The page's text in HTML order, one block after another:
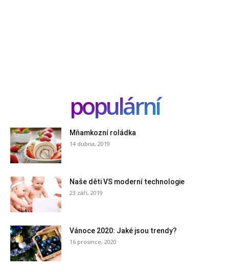
populární
Mňamkozní roládka
14 dubna, 2019
Naše děti VS moderní technologie
23 září, 2019
Vánoce 2020: Jaké jsou trendy?
16 prosince, 2020